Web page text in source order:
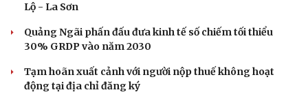
Dinh dưỡng - món ngon
Sản phụ khoa
Nhi khoa
Nam khoa
Làm đẹp - giảm cân
Phòng mạch online
Tình yêu - Gia đình
Lộ - La Sơn
Quảng Ngãi phấn đấu đưa kinh tế số chiếm tối thiểu
30% GRDP vào năm 2030
Tạm hoãn xuất cảnh với người nộp thuế không hoạt
động tại địa chỉ đăng ký